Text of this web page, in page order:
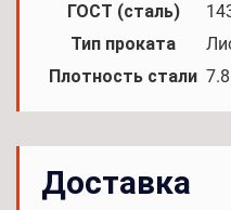
ГОСТ (сталь)
Тип проката
Плотность стали
Доставка